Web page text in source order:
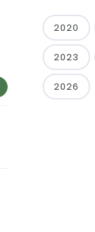
2020
2023
2026